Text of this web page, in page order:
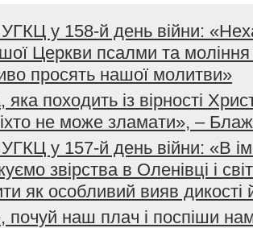
у 158-й день війни:
Церкви псалми та моління
просять нашої молитви»
походить із вірності
не може зламати», –
у 157-й день війни: «В
звірства в Оленівці і
як особливий вияв дикості
почуй наш плач і поспіши